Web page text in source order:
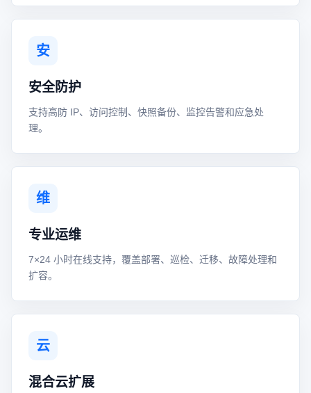
安
安全防护
支持高防 IP、访问控制、快照备份、监控告警和应急处
理。
维
专业运维
7×24 小时在线支持，覆盖部署、巡检、迁移、故障处理和
扩容。
云
混合云扩展